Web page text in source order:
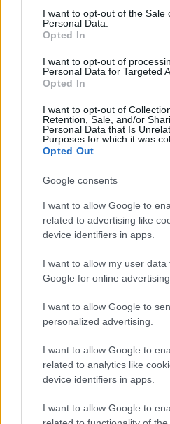
I want to opt-out of the Sale
Personal Data.
Opted In
I want to opt-out of
Personal Data for Targeted
Opted In
I want to opt-out of
Retention, Sale, and/or
Personal Data that Is
Purposes for which it was
Opted Out
Google consents
I want to allow Google to
related to advertising like
device identifiers in apps.
I want to allow my user data
Google for online
I want to allow Google to
personalized advertising.
I want to allow Google to
related to analytics like
device identifiers in apps.
I want to allow Google to
Pulliam et al. [2])
distoglie forze ed energie
dell’ordine da controlli
(ne accenneremo
alimenta il divario e la
istituzioni, che si somma
vaccinati e non vaccinati.
Molte persone pensano
per salvare l’economia. In
Paese a noi molto simile
della gente ma non ha
pass per indurre le
che da noi. Viceversa,
dura nove mesi come oggi
sarà ridotta a sei).
Dunque,il green pass è